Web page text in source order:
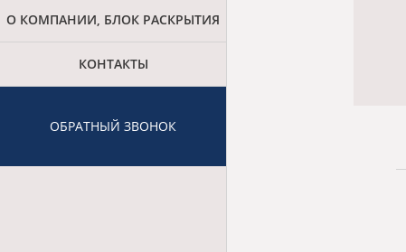
О КОМПАНИИ, БЛОК РАСКРЫТИЯ
КОНТАКТЫ
ОБРАТНЫЙ ЗВОНОК